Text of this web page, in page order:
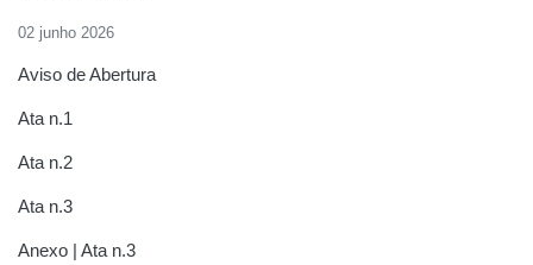
02 junho 2026
Aviso de Abertura
Ata n.1
Ata n.2
Ata n.3
Anexo | Ata n.3